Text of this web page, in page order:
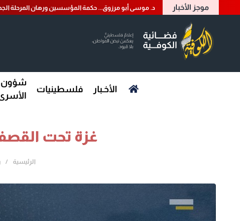
موجز الأخبار د. موسى أبو مرزوق... حكمة المؤسسين ورهان المرحلة
الأخـبار فلسطينيات
شؤون
غزة تحت
الرئيسية